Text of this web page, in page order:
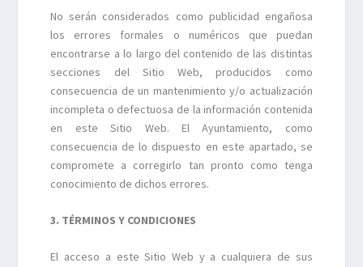
No serán considerados como publicidad engañosa
los errores formales o numéricos que puedan
encontrarse a lo largo del contenido de las distintas
secciones del Sitio Web, producidos como
consecuencia de un mantenimiento y/o actualización
incompleta o defectuosa de la información contenida
en este Sitio Web. El Ayuntamiento, como
consecuencia de lo dispuesto en este apartado, se
compromete a corregirlo tan pronto como tenga
conocimiento de dichos errores.
3. TÉRMINOS Y CONDICIONES
El acceso a este Sitio Web y a cualquiera de sus